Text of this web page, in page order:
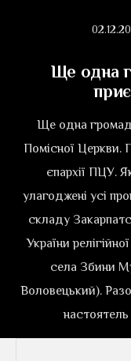
Ще одна
Ще одна
Помісної Церкви.
єпархії ПЦУ.
улагоджені усі
складу
України
села Збини
Воловецький).
настоятель